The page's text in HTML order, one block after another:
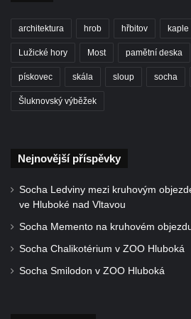
svatého Václava v Rychnově u
Kříž u domu čp. 23 v Pulečném
Centrální kříž hřbitova v Krásné u
zámku v Teplicích nad Metují
Teplicích nad Metují
architektura hrob hřbitov kaple
Lužické hory Most pamětní deska
pískovec skála sloup socha
Šluknovský výběžek
Nejnovější příspěvky
Socha Ledviny mezi kruhovým
ve Hluboké nad Vltavou
Socha Memento na kruhovém
Socha Chalikotérium v ZOO Hluboká
Socha Smilodon v ZOO Hluboká